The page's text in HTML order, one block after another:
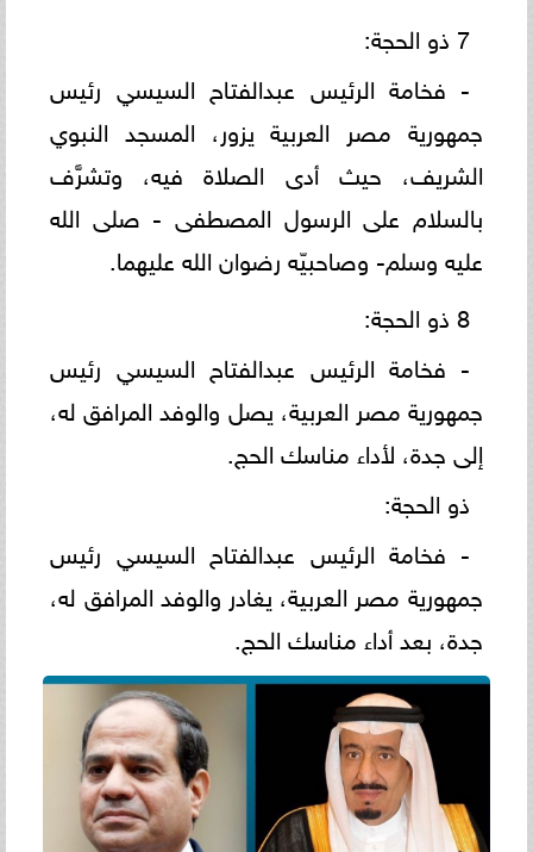
7 ذو الحجة:
- فخامة الرئيس عبدالفتاح السيسي رئيس
جمهورية مصر العربية يزور، المسجد النبوي
الشريف، حيث أدى الصلاة فيه، وتشرَّف
بالسلام على الرسول المصطفى - صلى الله
عليه وسلم- وصاحبيّه رضوان الله عليهما.
8 ذو الحجة:
- فخامة الرئيس عبدالفتاح السيسي رئيس
جمهورية مصر العربية، يصل والوفد المرافق له،
إلى جدة، لأداء مناسك الحج.
ذو الحجة:
- فخامة الرئيس عبدالفتاح السيسي رئيس
جمهورية مصر العربية، يغادر والوفد المرافق له،
جدة، بعد أداء مناسك الحج.